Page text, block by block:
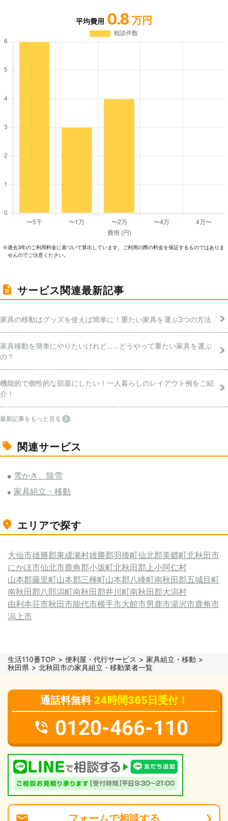
平均費用 0.8 万円
※過去3年のご利⽤料⾦に基づいて算出しています。ご利⽤の際の料⾦を保証するものではありま
せんのでご注意ください。
サービス関連最新記事
家具の移動はグッズを使えば簡単に！重たい家具を運ぶ3つの方法
家具移動を簡単にやりたいけれど……どうやって重たい家具を運ぶ
の？
機能的で個性的な部屋にしたい！一人暮らしのレイアウト例をご紹
介！
最新記事をもっと見る
関連サービス
雪かき、除雪
家具組立・移動
エリアで探す
大仙市雄勝郡東成瀬村雄勝郡羽後町仙北郡美郷町北秋田市
にかほ市仙北市鹿角郡小坂町北秋田郡上小阿仁村
山本郡藤里町山本郡三種町山本郡八峰町南秋田郡五城目町
南秋田郡八郎潟町南秋田郡井川町南秋田郡大潟村
由利本荘市秋田市能代市横手市大館市男鹿市湯沢市鹿角市
潟上市
生活110番TOP 便利屋・代行サービス
家具組立・移動
秋田県
北秋田市の家具組立・移動業者一覧
通話料無料 24時間365日受付！
0120-466-110
フォームで相談する